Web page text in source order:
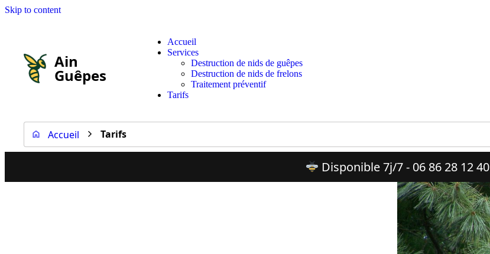
Skip to content
Ain
Guêpes
Accueil
Services
Destruction de nids de guêpes
Destruction de nids de frelons
Traitement préventif
Tarifs
Accueil Tarifs
Disponible 7j/7 - 06 86 28 12 40